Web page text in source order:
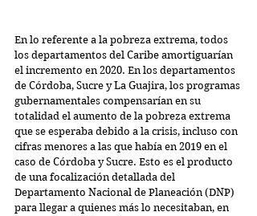
En lo referente a la pobreza extrema, todos
los departamentos del Caribe amortiguarían
el incremento en 2020. En los departamentos
de Córdoba, Sucre y La Guajira, los programas
gubernamentales compensarían en su
totalidad el aumento de la pobreza extrema
que se esperaba debido a la crisis, incluso con
cifras menores a las que había en 2019 en el
caso de Córdoba y Sucre. Esto es el producto
de una focalización detallada del
Departamento Nacional de Planeación (DNP)
para llegar a quienes más lo necesitaban, en